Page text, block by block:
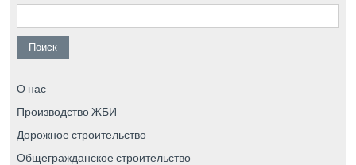
Найти:
О нас
Производство ЖБИ
Дорожное строительство
Общегражданское строительство